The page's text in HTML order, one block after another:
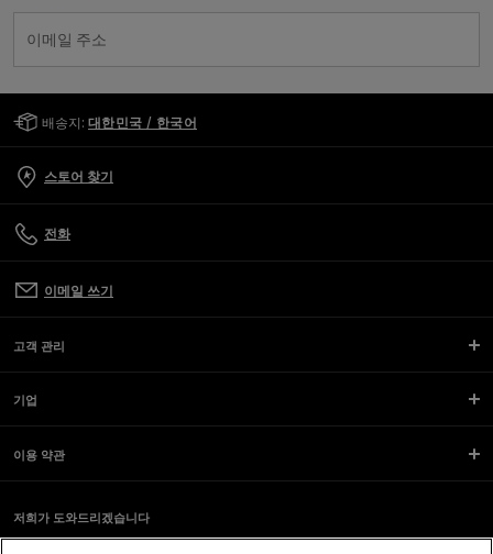
이메일 주소
배송지: 대한민국 / 한국어
스토어 찾기
전화
이메일 쓰기
고객 관리
기업
이용 약관
저희가 도와드리겠습니다
스크린 리더를 사용하는 도중 문제가 생겼나요?